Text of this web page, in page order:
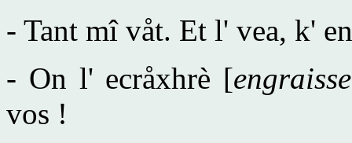
- Tant mî våt. Et l' vea, k'
- On l' ecråxhrè [
vos !